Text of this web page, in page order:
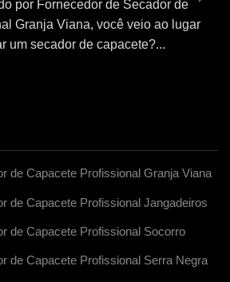
por Fornecedor de Secador de
Granja Viana, você veio ao lugar
um secador de capacete?...
de Capacete Profissional Granja Viana
de Capacete Profissional Jangadeiros
de Capacete Profissional Socorro
de Capacete Profissional Serra Negra